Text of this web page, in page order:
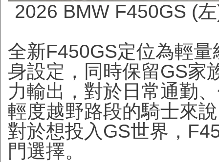
2026 BMW F450GS (
全新F450GS定位為輕
身設定，同時保留GS家
力輸出，對於日常通勤
輕度越野路段的騎士來
對於想投入GS世界，
門選擇。